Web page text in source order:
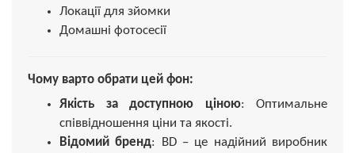
Локації для зйомки
Домашні фотосесії
Чому варто обрати цей фон:
Якість за доступною ціною: Оптимальне
співвідношення ціни та якості.
Відомий бренд: BD – це надійний виробник